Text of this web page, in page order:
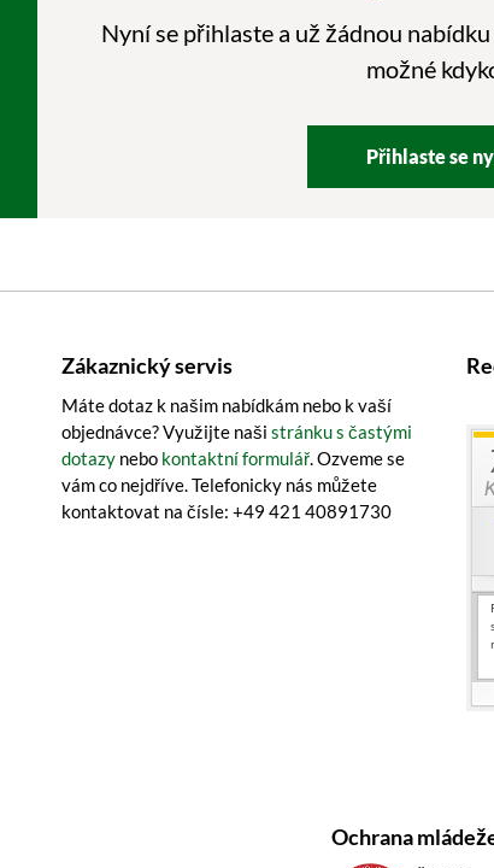
Nyní se přihlaste a už žádnou
možné
Přihlaste se
Zákaznický servis
Máte dotaz k našim nabídkám nebo k vaší
objednávce? Využijte naši stránku s častými
dotazy nebo kontaktní formulář. Ozveme se
vám co nejdříve. Telefonicky nás můžete
kontaktovat na čísle: +49 421 40891730
Ochrana